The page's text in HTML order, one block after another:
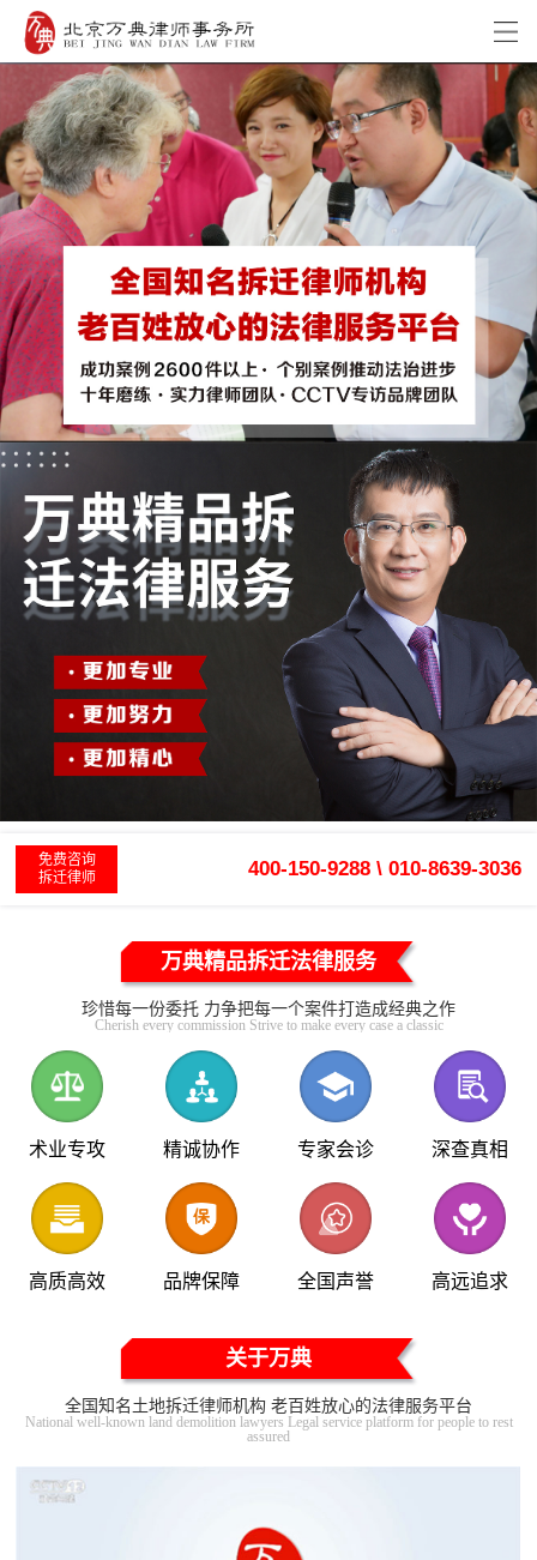
免费咨询
拆迁律师
400-150-9288 \ 010-8639-3036
万典精品拆迁法律服务
珍惜每一份委托 力争把每一个案件打造成经典之作
Cherish every commission Strive to make every case a classic
术业专攻 精诚协作 专家会诊 深查真相
高质高效 品牌保障 全国声誉 高远追求
关于万典
全国知名土地拆迁律师机构 老百姓放心的法律服务平台
National well-known land demolition lawyers Legal service platform for people to rest
assured